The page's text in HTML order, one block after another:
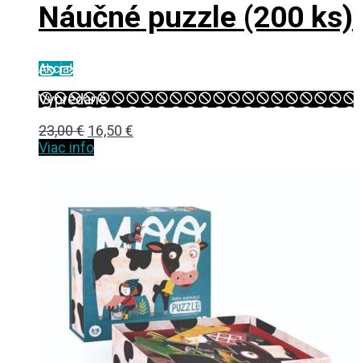
Náučné puzzle (200 ks)
Akcia!
Vypredané
23,00€ Original
price
16,50 €
Viac info